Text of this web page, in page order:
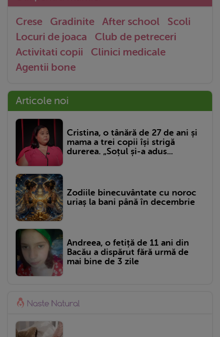
Crese Gradinite After school
Scoli
Locuri de joaca
Club de petreceri
Activitati copii
Clinici medicale
Agentii bone
Articole noi
Cristina, o tânără de 27 de ani și
mama a trei copii își strigă
durerea. „Soțul și-a adus...
Zodiile binecuvântate cu noroc
uriaș la bani până în decembrie
Andreea, o fetiță de 11 ani din
Bacău a dispărut fără urmă de
mai bine de 3 zile